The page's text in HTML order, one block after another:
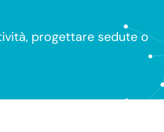
progettare sedute o